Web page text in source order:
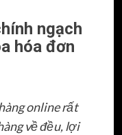
ngạch
hóa đơn
online rất
về đều, lợi